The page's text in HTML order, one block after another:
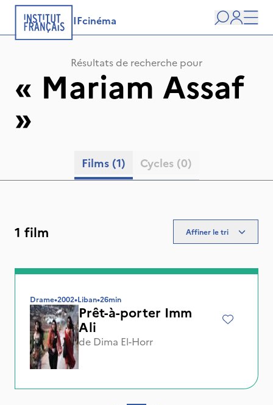
IFcinéma
user
Résultats de recherche pour
« Mariam Assaf
»
Films (1) Cycles (0)
1 film Affiner le tri
Drame•2002•Liban•26min
Prêt-à-porter Imm
Ali
de Dima El-Horr